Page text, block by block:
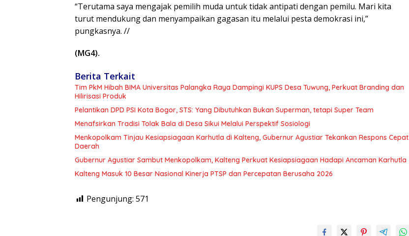
“Terutama saya mengajak pemilih muda untuk tidak antipati dengan pemilu. Mari kita
turut mendukung dan menyampaikan gagasan itu melalui pesta demokrasi ini,”
pungkasnya. //
(MG4).
Berita Terkait
Tim PkM Hibah BIMA Universitas Palangka Raya Dampingi KUPS Desa Tuwung, Perkuat Branding dan
Hilirisasi Produk
Pelantikan DPD PSI Kota Bogor, STS: Yang Dibutuhkan Bukan Superman, tetapi Super Team
Menafsirkan Tradisi Tolak Bala di Desa Sikui Melalui Perspektif Sosiologi
Menkopolkam Tinjau Kesiapsiagaan Karhutla di Kalteng, Gubernur Agustiar Tekankan Respons Cepat
Daerah
Gubernur Agustiar Sambut Menkopolkam, Kalteng Perkuat Kesiapsiagaan Hadapi Ancaman Karhutla
Kalteng Masuk 10 Besar Nasional Kinerja PTSP dan Percepatan Berusaha 2026
Pengunjung: 571